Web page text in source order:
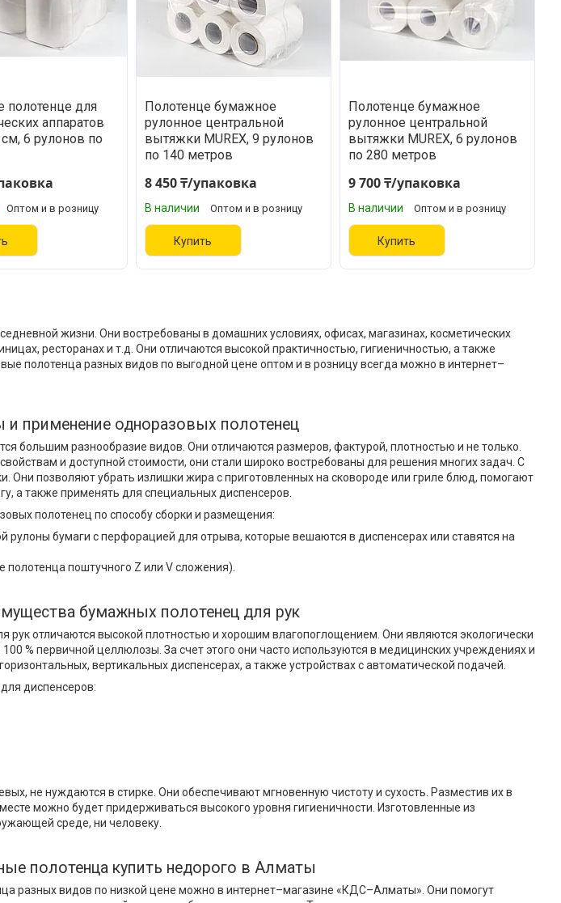
полотенце для
аппаратов
6 рулонов по
Оптом и в розницу
Полотенце бумажное
рулонное центральной
вытяжки MUREX, 9 рулонов
по 140 метров
8 450 ₸/упаковка
В наличии Оптом и в розницу
Купить
Полотенце бумажное
рулонное центральной
вытяжки MUREX, 6 рулонов
по 280 метров
9 700 ₸/упаковка
В наличии Оптом и в розницу
Купить
жизни. Они востребованы в домашних условиях, офисах, магазинах, косметических
ресторанах и т.д. Они отличаются высокой практичностью, гигиеничностью, а также
полотенца разных видов по выгодной цене оптом и в розницу всегда можно в интернет–
и применение одноразовых полотенец
большим разнообразие видов. Они отличаются размеров, фактурой, плотностью и не только.
и доступной стоимости, они стали широко востребованы для решения многих задач. С
Они позволяют убрать излишки жира с приготовленных на сковороде или гриле блюд, помогают
а также применять для специальных диспенсеров.
полотенец по способу сборки и размещения:
бумаги с перфорацией для отрыва, которые вешаются в диспенсерах или ставятся на
поштучного Z или V сложения).
бумажных полотенец для рук
рук отличаются высокой плотностью и хорошим влагопоглощением. Они являются экологически
% первичной целлюлозы. За счет этого они часто используются в медицинских учреждениях и
вертикальных диспенсерах, а также устройствах с автоматической подачей.
диспенсеров:
не нуждаются в стирке. Они обеспечивают мгновенную чистоту и сухость. Разместив их в
можно будет придерживаться высокого уровня гигиеничности. Изготовленные из
среде, ни человеку.
полотенца купить недорого в Алматы
разных видов по низкой цене можно в интернет–магазине «КДС–Алматы». Они помогут